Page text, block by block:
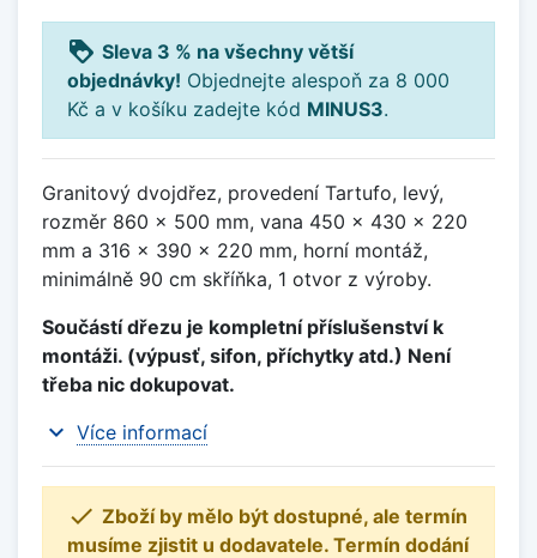
loyalty Sleva 3 % na všechny větší
objednávky! Objednejte alespoň za 8 000
Kč a v košíku zadejte kód MINUS3.
Granitový dvojdřez, provedení Tartufo, levý,
rozměr 860 x 500 mm, vana 450 x 430 x 220
mm a 316 x 390 x 220 mm, horní montáž,
minimálně 90 cm skříňka, 1 otvor z výroby.
Součástí dřezu je kompletní příslušenství k
montáži. (výpusť, sifon, příchytky atd.) Není
třeba nic dokupovat.
expand_more Více informací
 Zboží by mělo být dostupné, ale termín
musíme zjistit u dodavatele. Termín dodání